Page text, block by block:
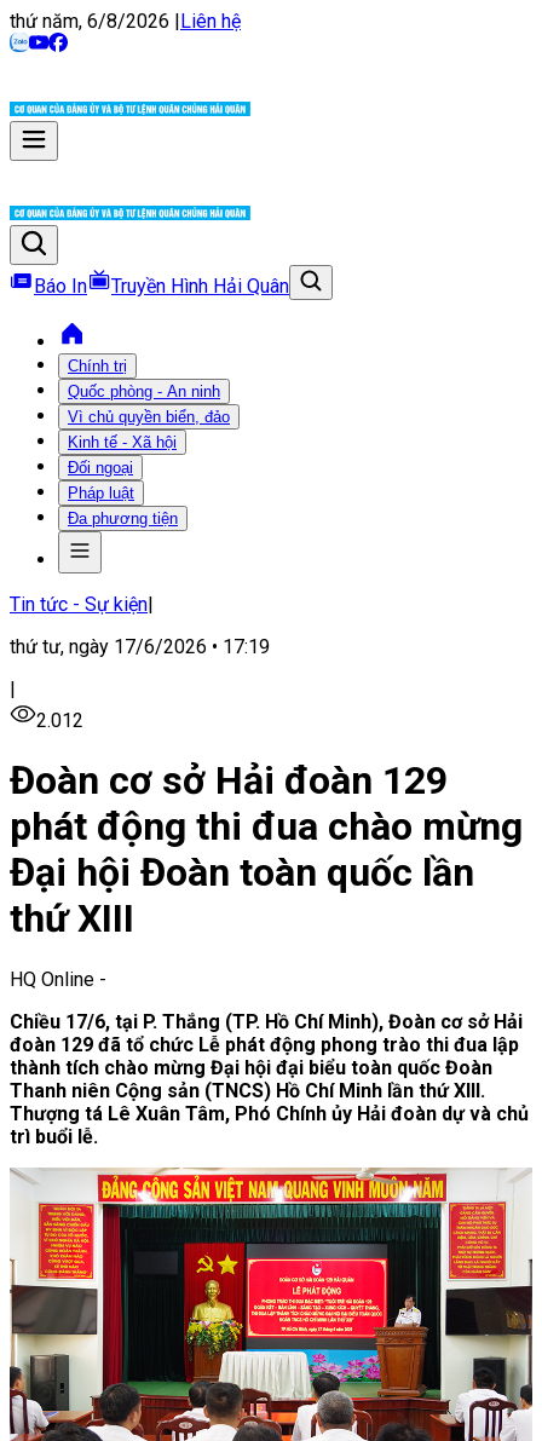
thứ năm, 6/8/2026 |Liên hệ
Báo In Truyền Hình Hải Quân
Chính trị
Quốc phòng - An ninh
Vì chủ quyền biển, đảo
Kinh tế - Xã hội
Đối ngoại
Pháp luật
Đa phương tiện
Tin tức - Sự kiện|
thứ tư, ngày 17/6/2026 • 17:19
|
2.012
Đoàn cơ sở Hải đoàn 129
phát động thi đua chào mừng
Đại hội Đoàn toàn quốc lần
thứ XIII
HQ Online -
Chiều 17/6, tại P. Thắng (TP. Hồ Chí Minh), Đoàn cơ sở Hải
đoàn 129 đã tổ chức Lễ phát động phong trào thi đua lập
thành tích chào mừng Đại hội đại biểu toàn quốc Đoàn
Thanh niên Cộng sản (TNCS) Hồ Chí Minh lần thứ XIII.
Thượng tá Lê Xuân Tâm, Phó Chính ủy Hải đoàn dự và chủ
trì buổi lễ.